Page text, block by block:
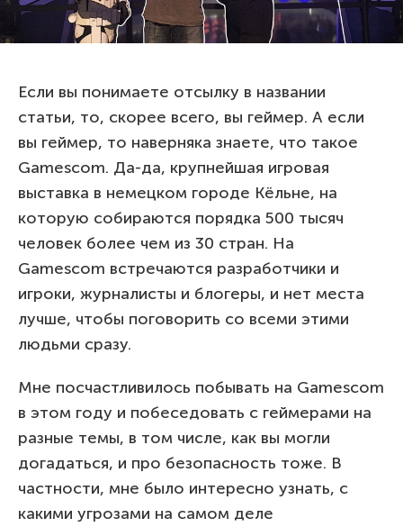
Если вы понимаете отсылку в названии
статьи, то, скорее всего, вы геймер. А если
вы геймер, то наверняка знаете, что такое
Gamescom. Да-да, крупнейшая игровая
выставка в немецком городе Кёльне, на
которую собираются порядка 500 тысяч
человек более чем из 30 стран. На
Gamescom встречаются разработчики и
игроки, журналисты и блогеры, и нет места
лучше, чтобы поговорить со всеми этими
людьми сразу.
Мне посчастливилось побывать на Gamescom
в этом году и побеседовать с геймерами на
разные темы, в том числе, как вы могли
догадаться, и про безопасность тоже. В
частности, мне было интересно узнать, с
какими угрозами на самом деле